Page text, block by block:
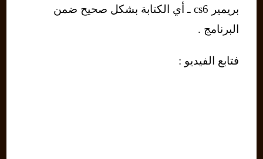
بريمير cs6 ـ أي الكتابة بشكل صحيح ضمن
البرنامج .
فتابع الفيديو :